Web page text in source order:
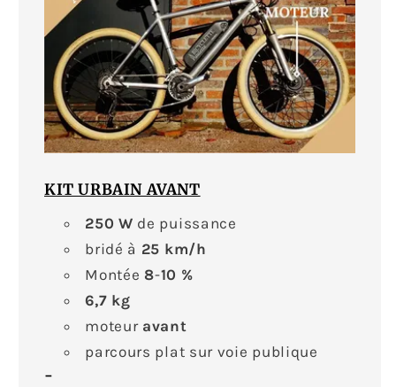
KIT URBAIN AVANT
250 W de puissance
bridé à 25 km/h
Montée 8-10 %
6,7 kg
moteuravant
parcours plat sur voie publique
-